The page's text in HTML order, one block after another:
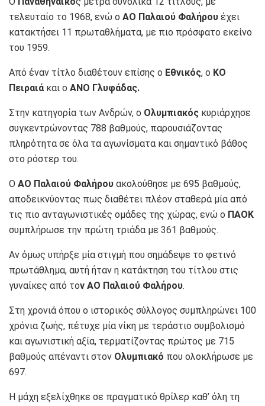
τελευταίο το 1968, ενώ ο ΑΟ Παλαιού Φαλήρου έχει
κατακτήσει 11 πρωταθλήματα, με πιο πρόσφατο εκείνο
του 1959.
Από έναν τίτλο διαθέτουν επίσης ο Εθνικός, ο ΚΟ
Πειραιά και ο ΑΝΟ Γλυφάδας.
Στην κατηγορία των Ανδρών, ο Ολυμπιακός κυριάρχησε
συγκεντρώνοντας 788 βαθμούς, παρουσιάζοντας
πληρότητα σε όλα τα αγωνίσματα και σημαντικό βάθος
στο ρόστερ του.
Ο ΑΟ Παλαιού Φαλήρου ακολούθησε με 695 βαθμούς,
αποδεικνύοντας πως διαθέτει πλέον σταθερά μία από
τις πιο ανταγωνιστικές ομάδες της χώρας, ενώ ο ΠΑΟΚ
συμπλήρωσε την πρώτη τριάδα με 361 βαθμούς.
Αν όμως υπήρξε μία στιγμή που σημάδεψε το φετινό
πρωτάθλημα, αυτή ήταν η κατάκτηση του τίτλου στις
γυναίκες από τον ΑΟ Παλαιού Φαλήρου.
Στη χρονιά όπου ο ιστορικός σύλλογος συμπληρώνει 100
χρόνια ζωής, πέτυχε μία νίκη με τεράστιο συμβολισμό
και αγωνιστική αξία, τερματίζοντας πρώτος με 715
βαθμούς απέναντι στον Ολυμπιακό που ολοκλήρωσε με
697.
Η μάχη εξελίχθηκε σε πραγματικό θρίλερ καθ’ όλη τη